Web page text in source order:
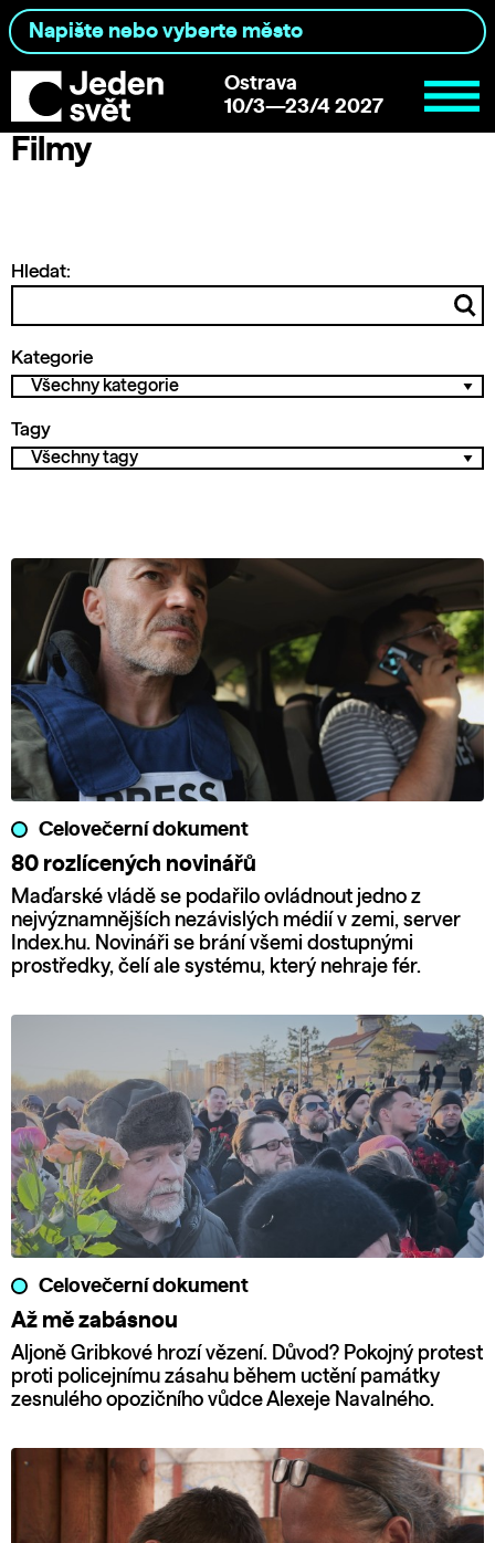
Ostrava
10/3—23/4 2027
Filmy
Hledat:
Kategorie
Tagy
Celovečerní dokument
80 rozlícených novinářů
Maďarské vládě se podařilo ovládnout jedno z
nejvýznamnějších nezávislých médií v zemi, server
Index.hu. Novináři se brání všemi dostupnými
prostředky, čelí ale systému, který nehraje fér.
Celovečerní dokument
Až mě zabásnou
Aljoně Gribkové hrozí vězení. Důvod? Pokojný protest
proti policejnímu zásahu během uctění památky
zesnulého opozičního vůdce Alexeje Navalného.